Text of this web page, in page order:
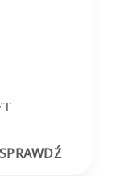
SPRAWDŹ